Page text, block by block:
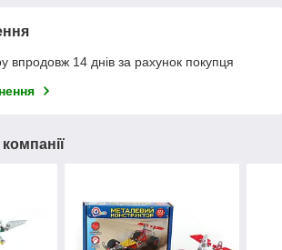
впродовж 14 днів за рахунок покупця